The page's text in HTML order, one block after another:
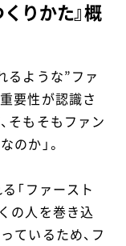
りかた』概
るような”ファ
要性が認識さ
そもそもファン
か」。
「ファースト
の人を巻き込
ているため、フ